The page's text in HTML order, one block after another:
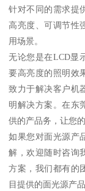
针对不同的需求提
高亮度、可调节性
用场景。
无论您是在LCD显
要高亮度的照明效
致力于解决客户机
明解决方案。在东
供的产品务，让您
如果您对面光源产
解，欢迎随时咨询
方案，我们都有的
目提供的面光源产品